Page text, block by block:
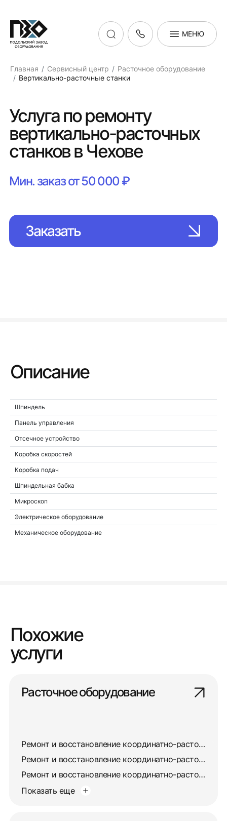
МЕНЮ
Главная Сервисный центр
Расточное оборудование
Вертикально-расточные станки
Услуга по ремонту
вертикально-расточных
станков в Чехове
Мин. заказ от 50 000 ₽
Заказать
Описание
Шпиндель
Панель управления
Отсечное устройство
Коробка скоростей
Коробка подач
Шпиндельная бабка
Микроскоп
Электрическое оборудование
Механическое оборудование
Похожие
услуги
Расточное оборудование
Ремонт и восстановление координатно-расточного станка 2421
Ремонт и восстановление координатно-расточного станка 2450
Ремонт и восстановление координатно-расточного станка 24К4СФ4
Показать еще